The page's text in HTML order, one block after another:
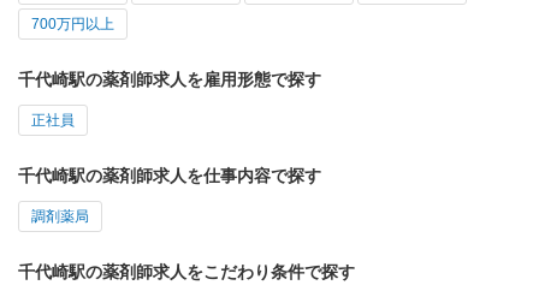
700万円以上
千代崎駅の薬剤師求人を雇用形態で探す
正社員
千代崎駅の薬剤師求人を仕事内容で探す
調剤薬局
千代崎駅の薬剤師求人をこだわり条件で探す